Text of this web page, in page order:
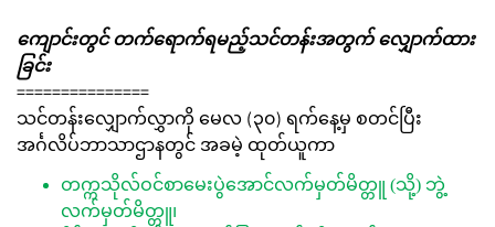
ကျောင်းတွင် တက်ရောက်ရမည့်သင်တန်းအတွက် လျှောက်ထား
ခြင်း
===============
သင်တန်းလျှောက်လွှာကို မေလ (၃၀) ရက်နေ့မှ စတင်ပြီး
အင်္ဂလိပ်ဘာသာဌာနတွင် အခမဲ့ ထုတ်ယူကာ
တက္ကသိုလ်ဝင်စာမေးပွဲအောင်လက်မှတ်မိတ္တူ (သို့) ဘွဲ့
လက်မှတ်မိတ္တူ၊